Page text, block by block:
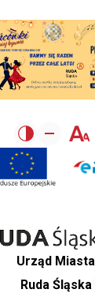
Urząd Miasta
Ruda Śląska